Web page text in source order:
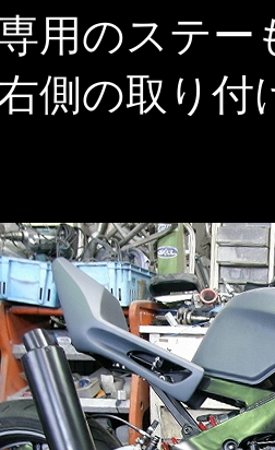
用のステー
側の取り付